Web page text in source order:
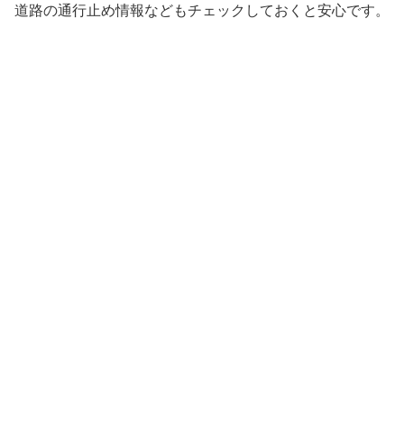
道路の通行止め情報などもチェックしておくと安心です。